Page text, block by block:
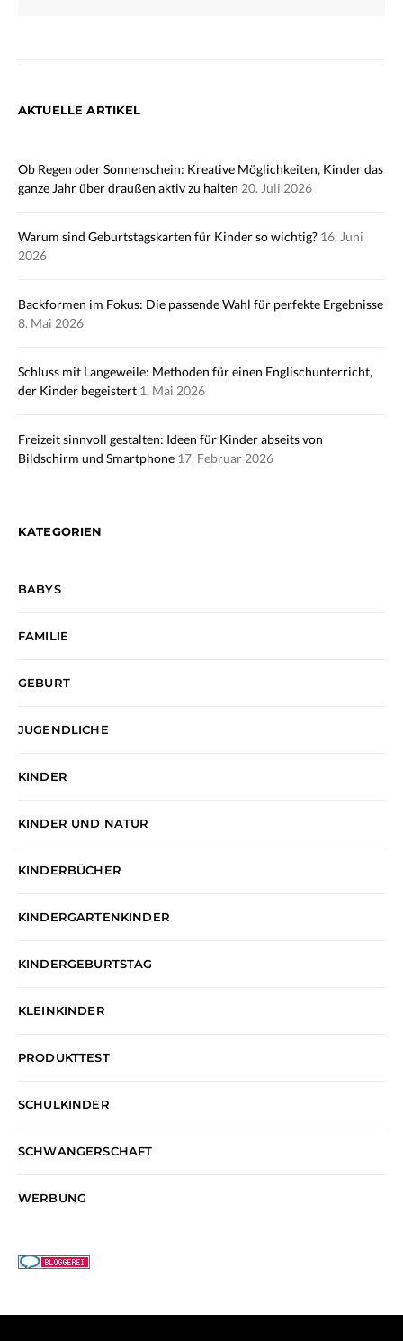
AKTUELLE ARTIKEL
Ob Regen oder Sonnenschein: Kreative Möglichkeiten, Kinder das
ganze Jahr über draußen aktiv zu halten 20. Juli 2026
Warum sind Geburtstagskarten für Kinder so wichtig? 16. Juni
2026
Backformen im Fokus: Die passende Wahl für perfekte Ergebnisse
8. Mai 2026
Schluss mit Langeweile: Methoden für einen Englischunterricht,
der Kinder begeistert 1. Mai 2026
Freizeit sinnvoll gestalten: Ideen für Kinder abseits von
Bildschirm und Smartphone 17. Februar 2026
KATEGORIEN
BABYS
FAMILIE
GEBURT
JUGENDLICHE
KINDER
KINDER UND NATUR
KINDERBÜCHER
KINDERGARTENKINDER
KINDERGEBURTSTAG
KLEINKINDER
PRODUKTTEST
SCHULKINDER
SCHWANGERSCHAFT
WERBUNG